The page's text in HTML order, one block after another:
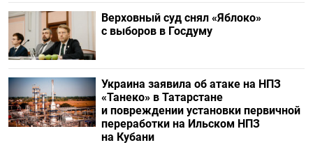
Верховный суд снял «Яблоко»
с выборов в Госдуму
Украина заявила об атаке на НПЗ
«Танеко» в Татарстане
и повреждении установки первичной
переработки на Ильском НПЗ
на Кубани